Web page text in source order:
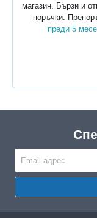
магазин. Бързи и
поръчки.
преди 5